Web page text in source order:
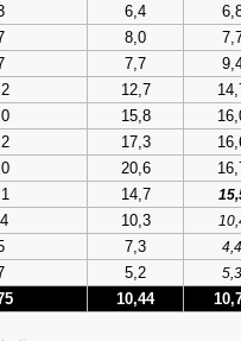
6,4
8,0
7,7
12,7
15,8
17,3
20,6
14,7
10,3
7,3
4,4
5,2 5,3
10,44